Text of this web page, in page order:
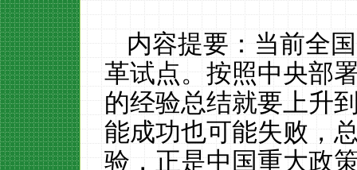
内容提要：当前全国
革试点。按照中央部
的经验总结就要上升
能成功也可能失败，
验，正是中国重大政